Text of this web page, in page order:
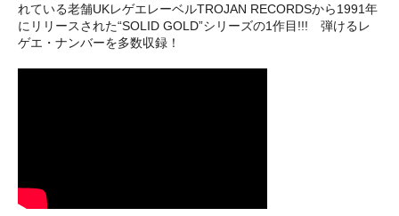
れている老舗UKレゲエレーベルTROJAN RECORDSから1991年
にリリースされた“SOLID GOLD”シリーズの1作目!!! 弾けるレ
ゲエ・ナンバーを多数収録！